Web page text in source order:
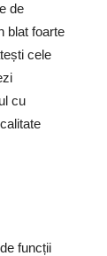
de
blat foarte
cele
cu
funcții